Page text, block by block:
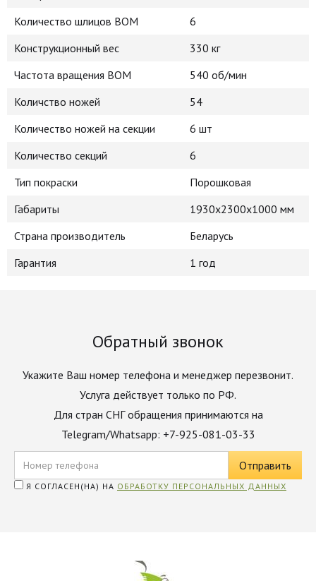
Количество шлицов ВОМ
6
Конструкционный вес
330 кг
Частота вращения ВОМ
540 об/мин
Количство ножей
54
Количество ножей на секции
6 шт
Количество секций
6
Тип покраски
Порошковая
Габариты
1930х2300х1000 мм
Страна производитель
Беларусь
Гарантия
1 год
Обратный звонок
Укажите Ваш номер телефона и менеджер перезвонит.
Услуга действует только по РФ.
Для стран СНГ обращения принимаются на
Telegram/Whatsapp: +7-925-081-03-33
Я СОГЛАСЕН(НА) НА ОБРАБОТКУ ПЕРСОНАЛЬНЫХ ДАННЫХ